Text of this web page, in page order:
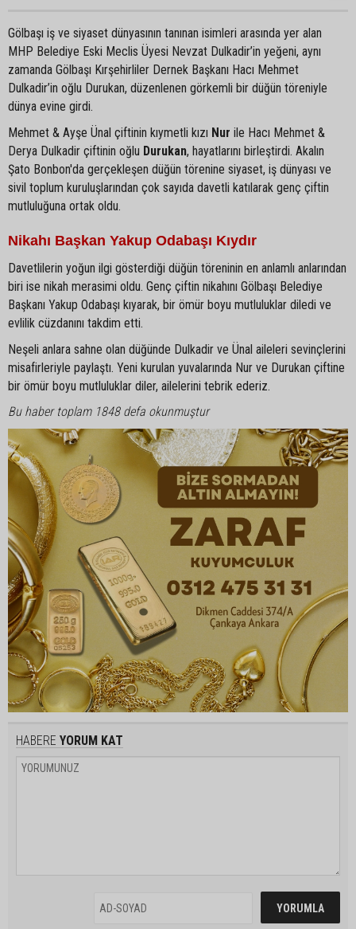
Gölbaşı iş ve siyaset dünyasının tanınan isimleri arasında yer alan
MHP Belediye Eski Meclis Üyesi Nevzat Dulkadir’in yeğeni, aynı
zamanda Gölbaşı Kırşehirliler Dernek Başkanı Hacı Mehmet
Dulkadir’in oğlu Durukan, düzenlenen görkemli bir düğün töreniyle
dünya evine girdi.
Mehmet & Ayşe Ünal çiftinin kıymetli kızı Nur ile Hacı Mehmet &
Derya Dulkadir çiftinin oğlu Durukan, hayatlarını birleştirdi. Akalın
Şato Bonbon'da gerçekleşen düğün törenine siyaset, iş dünyası ve
sivil toplum kuruluşlarından çok sayıda davetli katılarak genç çiftin
mutluluğuna ortak oldu.
Nikahı Başkan Yakup Odabaşı Kıydır
Davetlilerin yoğun ilgi gösterdiği düğün töreninin en anlamlı anlarından
biri ise nikah merasimi oldu. Genç çiftin nikahını Gölbaşı Belediye
Başkanı Yakup Odabaşı kıyarak, bir ömür boyu mutluluklar diledi ve
evlilik cüzdanını takdim etti.
Neşeli anlara sahne olan düğünde Dulkadir ve Ünal aileleri sevinçlerini
misafirleriyle paylaştı. Yeni kurulan yuvalarında Nur ve Durukan çiftine
bir ömür boyu mutluluklar diler, ailelerini tebrik ederiz.
Bu haber toplam 1848 defa okunmuştur
HABERE YORUM KAT